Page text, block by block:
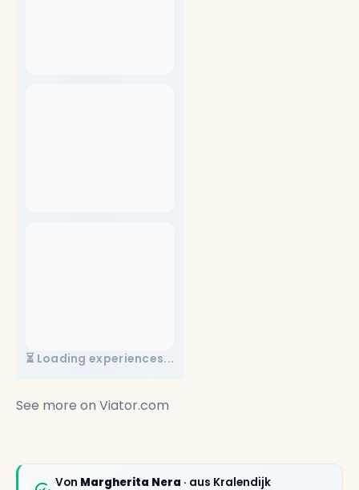
⏳ Loading experiences...
See more on Viator.com
Von Margherita Nera · aus Kralendijk